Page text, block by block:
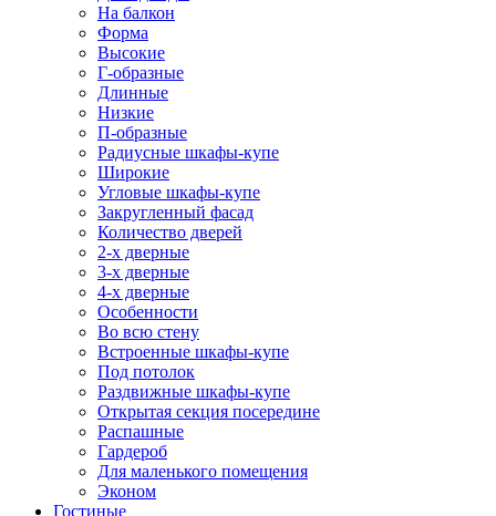
На балкон
Форма
Высокие
Г-образные
Длинные
Низкие
П-образные
Радиусные шкафы-купе
Широкие
Угловые шкафы-купе
Закругленный фасад
Количество дверей
2-х дверные
3-х дверные
4-х дверные
Особенности
Во всю стену
Встроенные шкафы-купе
Под потолок
Раздвижные шкафы-купе
Открытая секция посередине
Распашные
Гардероб
Для маленького помещения
Эконом
Гостиные